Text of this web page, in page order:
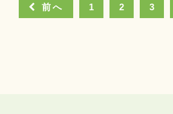
前へ 1 2 3